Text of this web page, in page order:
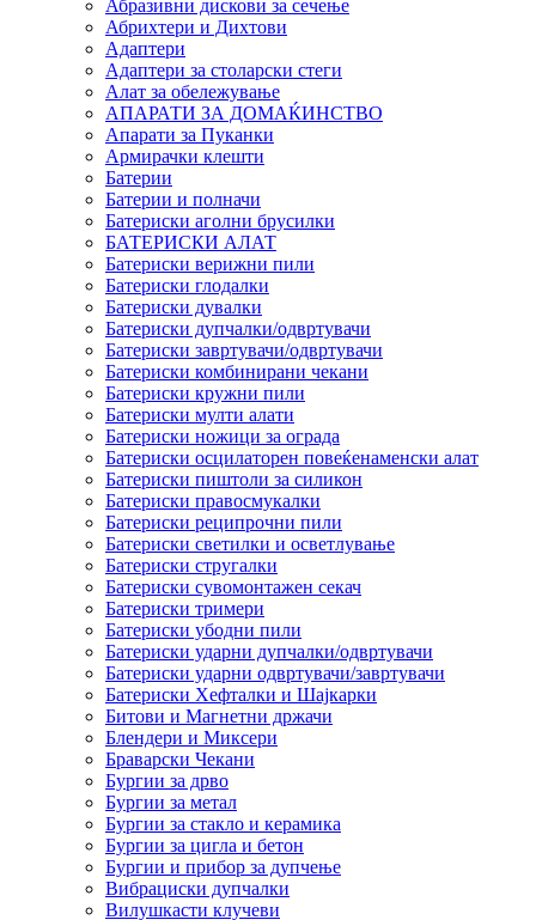
Абразивни дискови за сечење
Абрихтери и Дихтови
Адаптери
Адаптери за столарски стеги
Алат за обележување
АПАРАТИ ЗА ДОМАЌИНСТВО
Апарати за Пуканки
Армирачки клешти
Батерии
Батерии и полначи
Батериски аголни брусилки
БАТЕРИСКИ АЛАТ
Батериски верижни пили
Батериски глодалки
Батериски дувалки
Батериски дупчалки/одвртувачи
Батериски завртувачи/одвртувачи
Батериски комбинирани чекани
Батериски кружни пили
Батериски мулти алати
Батериски ножици за ограда
Батериски осцилаторен повеќенаменски алат
Батериски пиштоли за силикон
Батериски правосмукалки
Батериски реципрочни пили
Батериски светилки и осветлување
Батериски стругалки
Батериски сувомонтажен секач
Батериски тримери
Батериски убодни пили
Батериски ударни дупчалки/одвртувачи
Батериски ударни одвртувачи/завртувачи
Батериски Хефталки и Шајкарки
Битови и Магнетни држачи
Блендери и Миксери
Браварски Чекани
Бургии за дрво
Бургии за метал
Бургии за стакло и керамика
Бургии за цигла и бетон
Бургии и прибор за дупчење
Вибрациски дупчалки
Вилушкасти клучеви